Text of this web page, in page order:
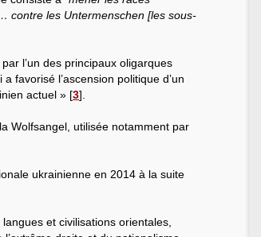
contre les Untermenschen [les sous-
l’un des principaux oligarques
a favorisé l’ascension politique d’un
actuel » [3]
Wolfsangel, utilisée notamment par
ukrainienne en 2014 à la suite
et civilisations orientales,